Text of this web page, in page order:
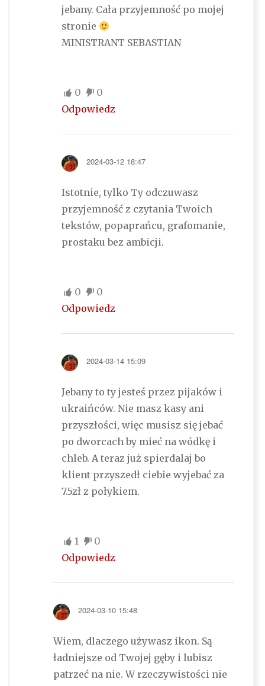
jebany. Cała przyjemność po mojej
stronie
MINISTRANT SEBASTIAN
0
0
Odpowiedz
2024-03-12 18:47
Istotnie, tylko Ty odczuwasz
przyjemność z czytania Twoich
tekstów, popaprańcu, grafomanie,
prostaku bez ambicji.
0
0
Odpowiedz
2024-03-14 15:09
Jebany to ty jesteś przez pijaków i
ukraińców. Nie masz kasy ani
przyszłości, więc musisz się jebać
po dworcach by mieć na wódkę i
chleb. A teraz już spierdalaj bo
klient przyszedł ciebie wyjebać za
7.5zł z połykiem.
1
0
Odpowiedz
2024-03-10 15:48
Wiem, dlaczego używasz ikon. Są
ładniejsze od Twojej gęby i lubisz
patrzeć na nie. W rzeczywistości nie